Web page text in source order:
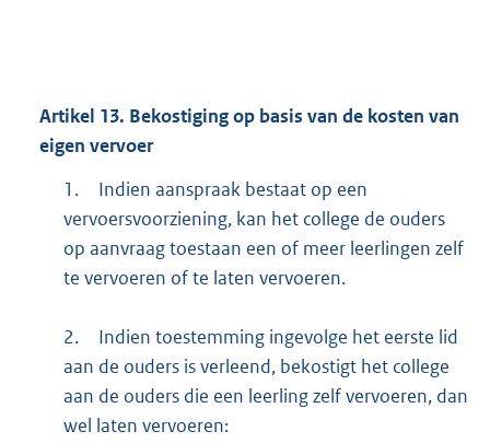
Artikel 13. Bekostiging op basis van de kosten van
eigen vervoer
1.
Indien aanspraak bestaat op een
vervoersvoorziening, kan het college de ouders
op aanvraag toestaan een of meer leerlingen zelf
te vervoeren of te laten vervoeren.
2.
Indien toestemming ingevolge het eerste lid
aan de ouders is verleend, bekostigt het college
aan de ouders die een leerling zelf vervoeren, dan
wel laten vervoeren: